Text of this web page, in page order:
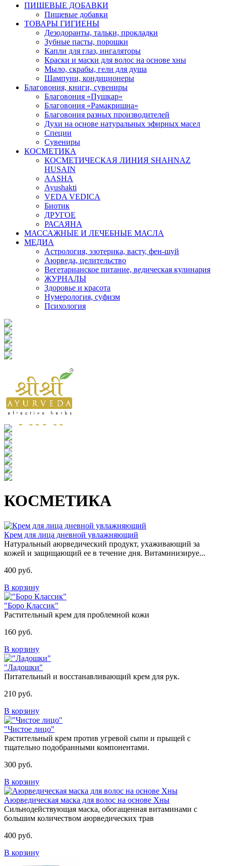
ПИЩЕВЫЕ ДОБАВКИ
Пищевые добавки
ТОВАРЫ ГИГИЕНЫ
Дезодоранты, тальки, прокладки
Зубные пасты, порошки
Капли для глаз, ингаляторы
Краски и маски для волос на основе хны
Мыло, скрабы, гели для душа
Шампуни, кондиционеры
Благовония, книги, сувениры
Благовония «Пушкар»
Благовония «Рамакришна»
Благовония разных производителей
Духи на основе натуральных эфирных масел
Специи
Сувениры
КОСМЕТИКА
КОСМЕТИЧЕСКАЯ ЛИНИЯ SHAHNAZ
HUSAIN
AASHA
Ayushakti
VEDA VEDICA
Биотик
ДРУГОЕ
РАСАЯНА
МАССАЖНЫЕ И ЛЕЧЕБНЫЕ МАСЛА
МЕДИА
Астрология, эзотерика, васту, фен-шуй
Аюрведа, целительство
Вегетарианское питание, ведическая кулинария
ЖУРНАЛЫ
Здоровье и красота
Нумерология, суфизм
Психология
КОСМЕТИКА
Крем для лица дневной увлажняющий
Натуральный аюрведический продукт, ухаживающий за
кожей и защищающий ее в течение дня. Витаминизируе...
400 руб.
В корзину
"Боро Классик"
Растительный крем для проблемной кожи
160 руб.
В корзину
"Ладошки"
Питательный и восстанавливающий крем для рук.
210 руб.
В корзину
"Чистое лицо"
Растительный крем против угревой сыпи и прыщей с
тщательно подобранными компонентами.
300 руб.
В корзину
Аюрведическая маска для волос на основе Хны
Cильнодействующая маска, обогащенная витаминами с
большим количеством аюрведических трав
400 руб.
В корзину